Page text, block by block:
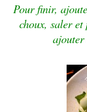
Pour finir,
choux, saler
ajouter